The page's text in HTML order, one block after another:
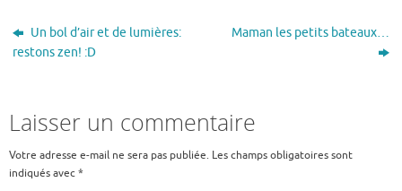
Un bol d’air et de lumières:
restons zen! :D
Maman les petits bateaux…
Laisser un commentaire
Votre adresse e-mail ne sera pas publiée. Les champs obligatoires sont
indiqués avec*